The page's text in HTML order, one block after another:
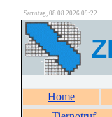
Samstag, 08.08.2026 09:22
Home